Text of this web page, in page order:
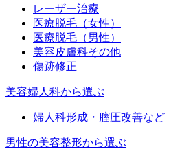
レーザー治療
医療脱毛（女性）
医療脱毛（男性）
美容皮膚科その他
傷跡修正
美容婦人科から選ぶ
婦人科形成・膣圧改善など
男性の美容整形から選ぶ